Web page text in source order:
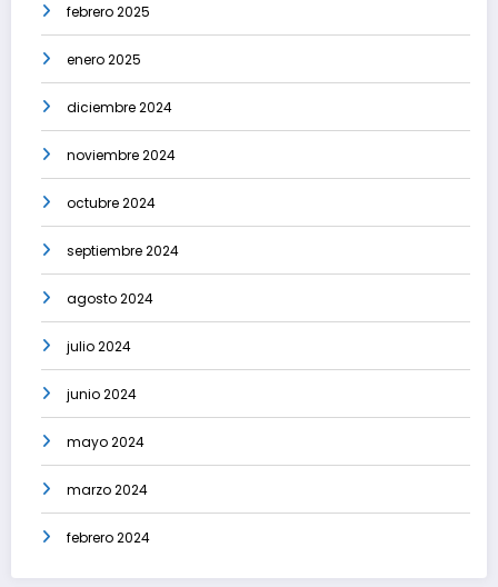
febrero 2025
enero 2025
diciembre 2024
noviembre 2024
octubre 2024
septiembre 2024
agosto 2024
julio 2024
junio 2024
mayo 2024
marzo 2024
febrero 2024